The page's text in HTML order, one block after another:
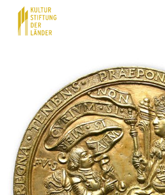
Hauptnavigation